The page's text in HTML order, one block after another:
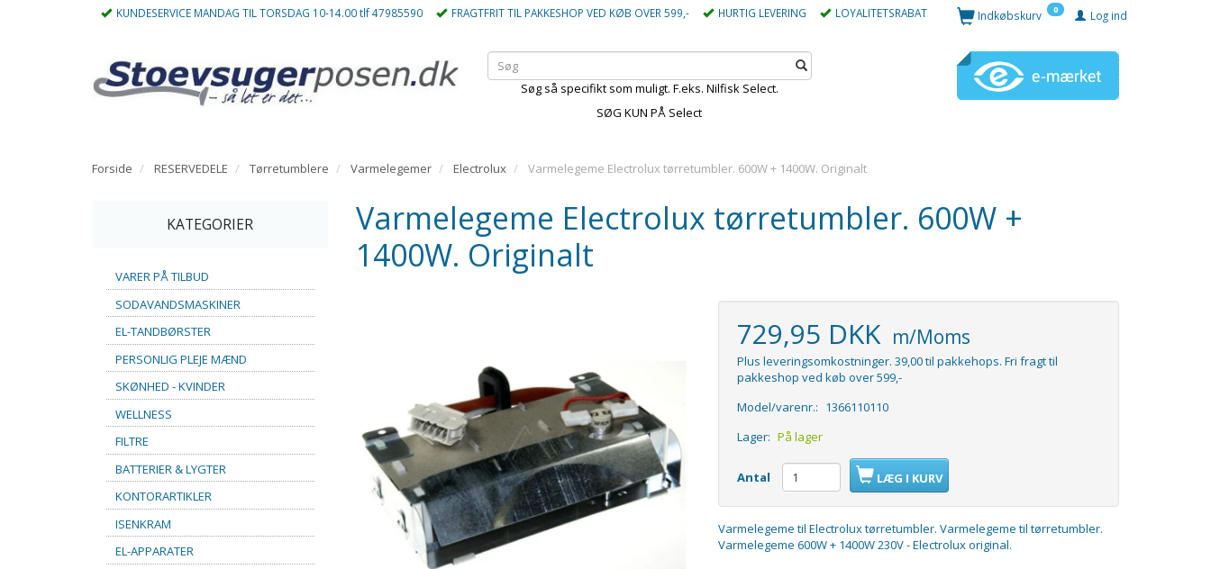
KUNDESERVICE MANDAG TIL TORSDAG 10-14.00 tlf 47985590 FRAGTFRIT TIL PAKKESHOP VED KØB OVER 599,- HURTIG LEVERING LOYALITETSRABAT Log ind
Indkøbskurv 0
Søg så specifikt som muligt. F.eks. Nilfisk Select.
SØG KUN PÅ Select
Forside RESERVEDELE Tørretumblere Varmelegemer Electrolux Varmelegeme Electrolux tørretumbler. 600W + 1400W. Originalt
KATEGORIER
VARER PÅ TILBUD
SODAVANDSMASKINER
EL-TANDBØRSTER
PERSONLIG PLEJE MÆND
SKØNHED - KVINDER
WELLNESS
FILTRE
BATTERIER & LYGTER
KONTORARTIKLER
ISENKRAM
EL-APPARATER
Varmelegeme Electrolux tørretumbler. 600W +
1400W. Originalt
729,95 DKK m/Moms
Plus leveringsomkostninger. 39,00 til pakkehops. Fri fragt til
pakkeshop ved køb over 599,-
Model/varenr.: 1366110110
Lager: På lager
Antal LÆG I KURV
Varmelegeme til Electrolux tørretumbler. Varmelegeme til tørretumbler.
Varmelegeme 600W + 1400W 230V - Electrolux original.